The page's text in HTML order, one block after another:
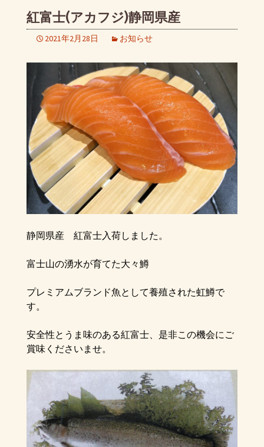
紅富士(アカフジ)静岡県産
2021年2月28日 お知らせ
静岡県産 紅富士入荷しました。
富士山の湧水が育てた大々鱒
プレミアムブランド魚として養殖された虹鱒で
す。
安全性とうま味のある紅富士、是非この機会にご
賞味くださいませ。